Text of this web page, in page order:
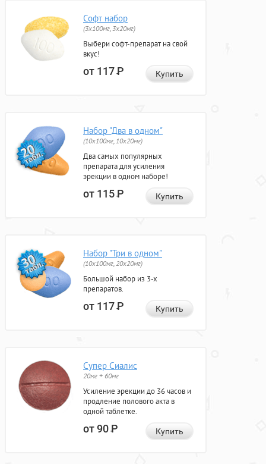
Софт набор
(3x100мг, 3x20мг)
Выбери софт-препарат на свой
вкус!
от 117Р Купить
Набор "Два в одном"
(10x100мг, 10x20мг)
Два самых популярных
препарата для усиления
эрекции в одном наборе!
от 115Р Купить
Набор "Три в одном"
(10x100мг, 20x20мг)
Большой набор из 3-х
препаратов.
от 117Р Купить
Супер Сиалис
20мг + 60мг
Усиление эрекции до 36 часов и
продление полового акта в
одной таблетке.
от 90Р Купить